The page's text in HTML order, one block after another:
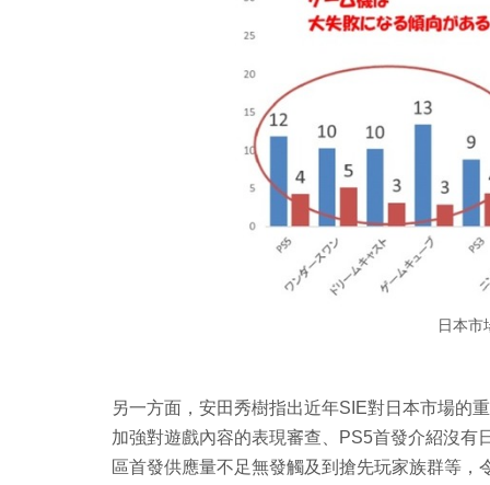
日本市
另一方面，安田秀樹指出近年SIE對日本市場的
加強對遊戲內容的表現審查、PS5首發介紹沒有
區首發供應量不足無發觸及到搶先玩家族群等